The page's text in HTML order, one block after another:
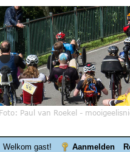
Welkom gast! Aanmelden